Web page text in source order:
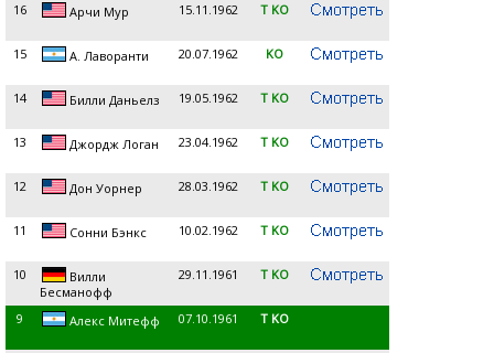
16 Арчи Мур 15.11.1962 T KO
15 А. Лаворанти 20.07.1962 KO
14 Билли Даньелз 19.05.1962 T KO
13 Джордж Логан 23.04.1962 T KO
12 Дон Уорнер 28.03.1962 T KO
11 Сонни Бэнкс 10.02.1962 T KO
10
Вилли
Бесманофф
29.11.1961 T KO
9 Алекс Митефф 07.10.1961 T KO